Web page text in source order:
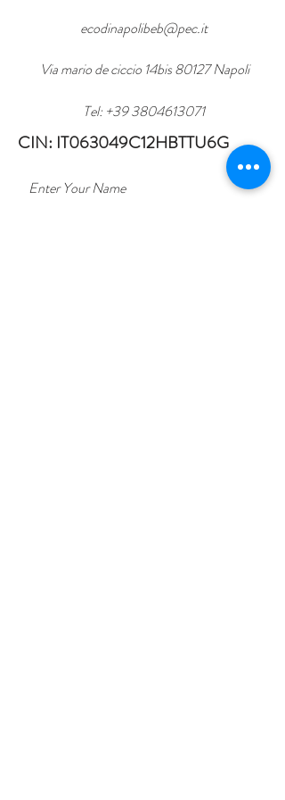
ecodinapolibeb@pec.it
Via mario de ciccio 14bis 80127 Napoli
Tel: +39 3804613071
CIN: IT063049C12HBTTU6G
Enter Your Name